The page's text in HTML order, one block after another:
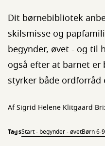
Dit børnebibliotek
skilsmisse og
begynder, øvet - og
også efter at barnet
styrker både
AfSigrid Helene Klitgaard
TagsStart - begynder - øvetBørn 6-